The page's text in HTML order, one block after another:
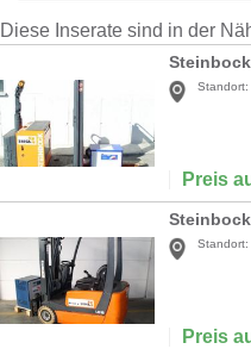
Diese Inserate sind in der
Standort:
Preis
Standort:
Preis